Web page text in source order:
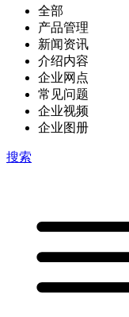
全部
产品管理
新闻资讯
介绍内容
企业网点
常见问题
企业视频
企业图册
搜索